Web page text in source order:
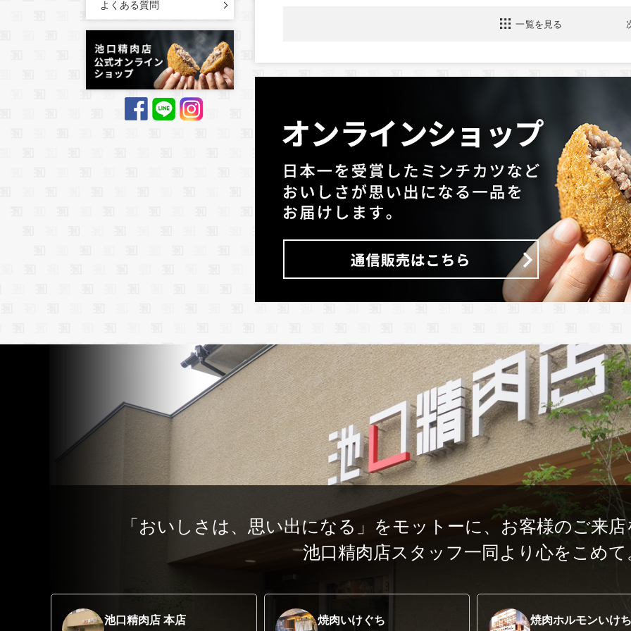
一覧を見る
よくある質問
「おいしさは、思い出になる」をモットーに、 お客様のご来
池口精肉店スタッフ一同より心をこめて
池口精肉店 本店 焼肉いけぐち 焼肉ホルモンいけ